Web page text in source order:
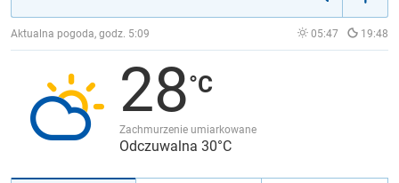
JAKOŚĆ POWIETRZA
Aktualna pogoda, godz. 5:09 05:47 19:48
28
Zachmurzenie umiarkowane
Odczuwalna 30°C